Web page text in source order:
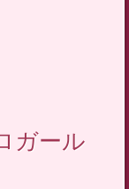
ガール